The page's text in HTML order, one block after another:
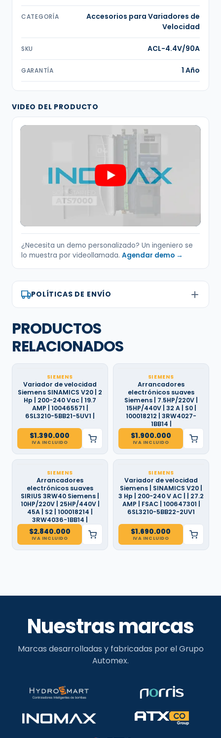
CATEGORÍA
Accesorios para Variadores de
Velocidad
SKU ACL-4.4V/90A
GARANTÍA 1 Año
VIDEO DEL PRODUCTO
¿Necesita un demo personalizado? Un ingeniero se
lo muestra por videollamada. Agendar demo →
POLÍTICAS DE ENVÍO
PRODUCTOS
RELACIONADOS
SIEMENS
Variador de velocidad
Siemens SINAMICS V20 | 2
Hp | 200-240 Vac | 19.7
AMP | 100465571 |
6SL3210-5BB21-5UV1 |
$1.390.000
IVA INCLUIDO
SIEMENS
Arrancadores
electrónicos suaves
Siemens | 7.5HP/220V |
15HP/440V | 32 A | S0 |
100018212 | 3RW4027-
1BB14 |
$1.900.000
IVA INCLUIDO
SIEMENS
Arrancadores
electrónicos suaves
SIRIUS 3RW40 Siemens |
10HP/220V | 25HP/440V |
45A | S2 | 100018214 |
3RW4036-1BB14 |
$2.840.000
IVA INCLUIDO
SIEMENS
Variador de velocidad
Siemens | SINAMICS V20 |
3 Hp | 200-240 V AC | | 27.2
AMP | FSAC | 100647301 |
6SL3210-5BB22-2UV1
$1.690.000
IVA INCLUIDO
Nuestras marcas
Marcas desarrolladas y fabricadas por el Grupo
Automex.